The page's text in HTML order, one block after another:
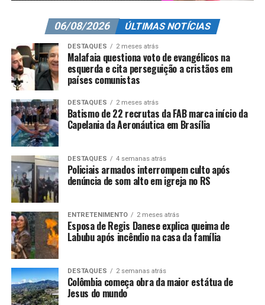
06/08/2026 ÚLTIMAS NOTÍCIAS
DESTAQUES 2 meses atrás
Malafaia questiona voto de evangélicos na
esquerda e cita perseguição a cristãos em
países comunistas
DESTAQUES 2 meses atrás
Batismo de 22 recrutas da FAB marca início da
Capelania da Aeronáutica em Brasília
DESTAQUES 4 semanas atrás
Policiais armados interrompem culto após
denúncia de som alto em igreja no RS
ENTRETENIMENTO 2 meses atrás
Esposa de Regis Danese explica queima de
Labubu após incêndio na casa da família
DESTAQUES 2 semanas atrás
Colômbia começa obra da maior estátua de
Jesus do mundo